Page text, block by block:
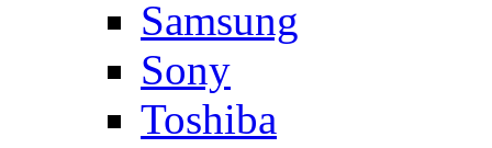
Samsung
Sony
Toshiba